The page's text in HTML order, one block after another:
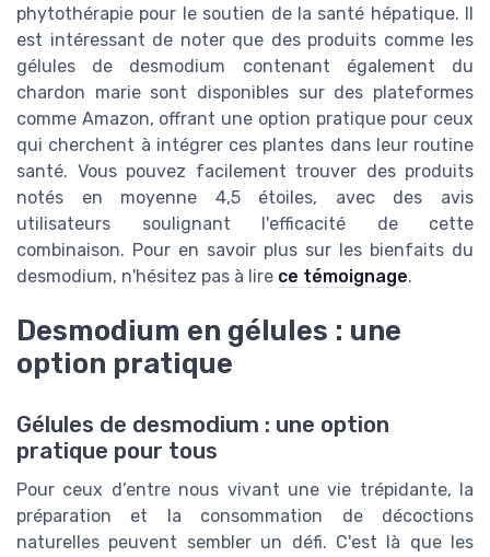
phytothérapie pour le soutien de la santé hépatique. Il
est intéressant de noter que des produits comme les
gélules de desmodium contenant également du
chardon marie sont disponibles sur des plateformes
comme Amazon, offrant une option pratique pour ceux
qui cherchent à intégrer ces plantes dans leur routine
santé. Vous pouvez facilement trouver des produits
notés en moyenne 4,5 étoiles, avec des avis
utilisateurs soulignant l'efficacité de cette
combinaison. Pour en savoir plus sur les bienfaits du
desmodium, n'hésitez pas à lire ce témoignage.
Desmodium en gélules : une
option pratique
Gélules de desmodium : une option
pratique pour tous
Pour ceux d’entre nous vivant une vie trépidante, la
préparation et la consommation de décoctions
naturelles peuvent sembler un défi. C'est là que les